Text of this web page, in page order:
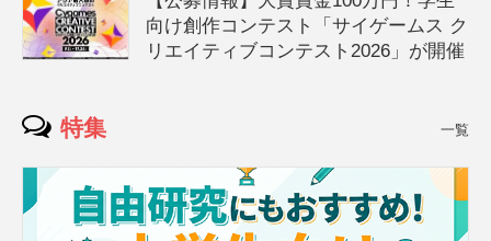
向け創作コンテスト「サイゲームス ク
リエイティブコンテスト2026」が開催
特集 一覧